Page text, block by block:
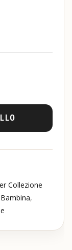
Collezione
Bambina,